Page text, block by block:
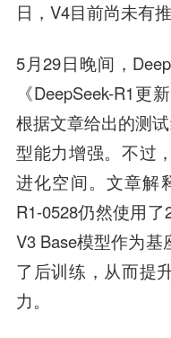
日，V4目前尚未有
5月29日晚间，
《DeepSeek-R1更
根据文章给出的测
型能力增强。不过
进化空间。文章解
R1-0528仍然使用
V3 Base模型作为基
了 后训练， 从而提
力。